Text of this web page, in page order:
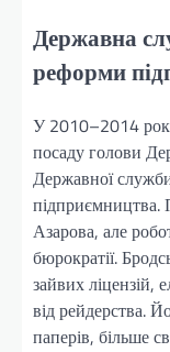
Державна
реформи
У 2010–2014
посаду голови
Державної
підприємництва.
Азарова, але
бюрократії.
зайвих ліцензій,
від рейдерства.
паперів, більше